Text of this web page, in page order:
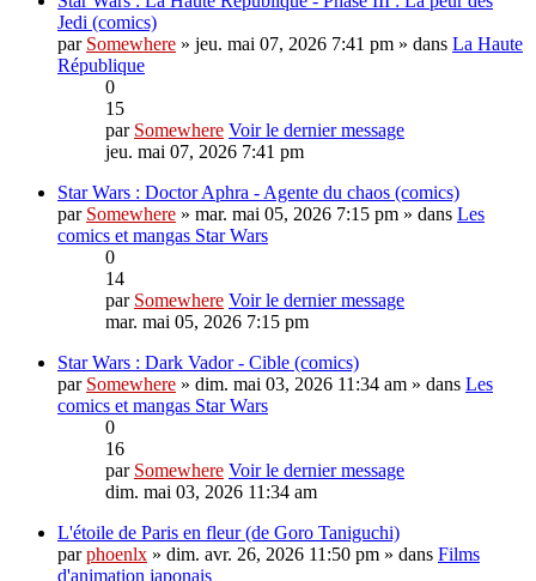
Jedi (comics)
par Somewhere » jeu. mai 07, 2026 7:41 pm » dans La Haute
République
0
15
par Somewhere Voir le dernier message
jeu. mai 07, 2026 7:41 pm
Star Wars : Doctor Aphra - Agente du chaos (comics)
par Somewhere » mar. mai 05, 2026 7:15 pm » dans Les
comics et mangas Star Wars
0
14
par Somewhere Voir le dernier message
mar. mai 05, 2026 7:15 pm
Star Wars : Dark Vador - Cible (comics)
par Somewhere » dim. mai 03, 2026 11:34 am » dans Les
comics et mangas Star Wars
0
16
par Somewhere Voir le dernier message
dim. mai 03, 2026 11:34 am
L'étoile de Paris en fleur (de Goro Taniguchi)
parphoenlx » dim. avr. 26, 2026 11:50 pm » dans Films
d'animation japonais